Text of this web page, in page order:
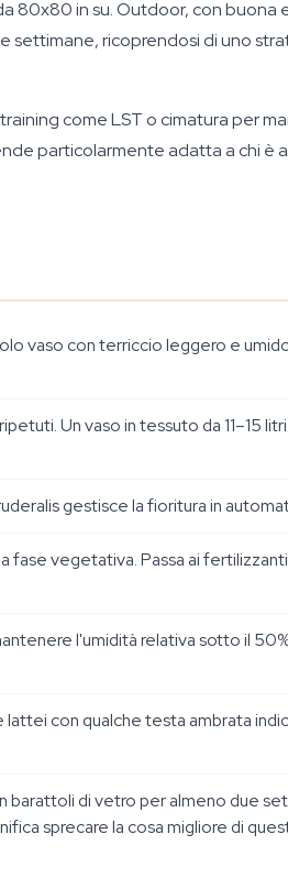
80x80 in su. Outdoor, con buona
settimane, ricoprendosi di uno
come LST o cimatura per
particolarmente adatta a chi è
vaso con terriccio leggero e
Un vaso in tessuto da 11–15
gestisce la fioritura in
vegetativa. Passa ai
l'umidità relativa sotto il
con qualche testa ambrata
barattoli di vetro per almeno due
sprecare la cosa migliore di